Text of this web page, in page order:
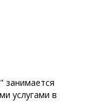
занимается
услугами в